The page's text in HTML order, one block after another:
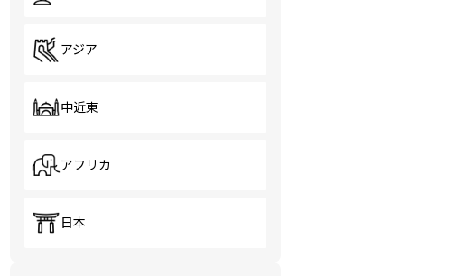
アジア
中近東
アフリカ
日本